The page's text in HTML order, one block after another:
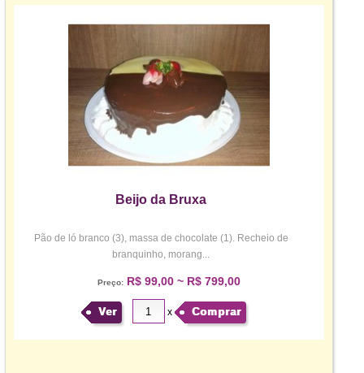
Beijo da Bruxa
Pão de ló branco (3), massa de chocolate (1). Recheio de
branquinho, morang...
Preço:R$ 99,00 ~ R$ 799,00
Ver x Comprar